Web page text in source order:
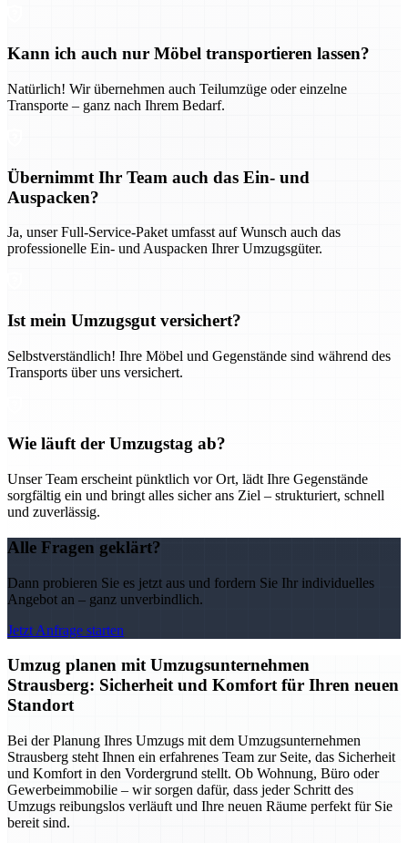
Kann ich auch nur Möbel transportieren lassen?
Natürlich! Wir übernehmen auch Teilumzüge oder einzelne
Transporte – ganz nach Ihrem Bedarf.
Übernimmt Ihr Team auch das Ein- und
Auspacken?
Ja, unser Full-Service-Paket umfasst auf Wunsch auch das
professionelle Ein- und Auspacken Ihrer Umzugsgüter.
Ist mein Umzugsgut versichert?
Selbstverständlich! Ihre Möbel und Gegenstände sind während des
Transports über uns versichert.
Wie läuft der Umzugstag ab?
Unser Team erscheint pünktlich vor Ort, lädt Ihre Gegenstände
sorgfältig ein und bringt alles sicher ans Ziel – strukturiert, schnell
und zuverlässig.
Alle Fragen geklärt?
Dann probieren Sie es jetzt aus und fordern Sie Ihr individuelles
Angebot an – ganz unverbindlich.
Jetzt Anfrage starten
Umzug planen mit Umzugsunternehmen
Strausberg: Sicherheit und Komfort für Ihren neuen
Standort
Bei der Planung Ihres Umzugs mit dem Umzugsunternehmen
Strausberg steht Ihnen ein erfahrenes Team zur Seite, das Sicherheit
und Komfort in den Vordergrund stellt. Ob Wohnung, Büro oder
Gewerbeimmobilie – wir sorgen dafür, dass jeder Schritt des
Umzugs reibungslos verläuft und Ihre neuen Räume perfekt für Sie
bereit sind.